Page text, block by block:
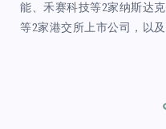
能、禾赛科技等2家纳斯达
等2家港交所上市公司，以及